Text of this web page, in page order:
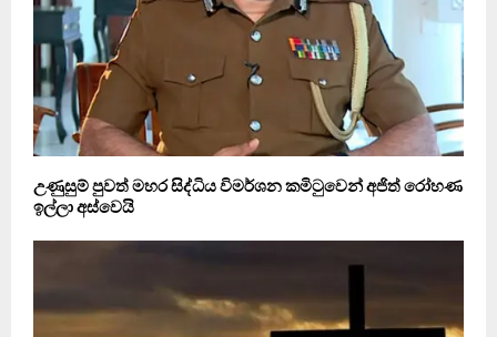
උණුසුම් පුවත් මහර සිද්ධිය විමර්ශන කමිටුවෙන් අජිත් රෝහණ
ඉල්ලා අස්වෙයි